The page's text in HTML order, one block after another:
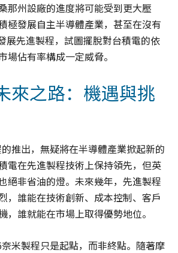
那州設廠的進度將可能受到更大壓
極發展自主半導體產業，甚至在沒有
展先進製程，試圖擺脫對台積電的依
場佔有率構成一定威脅。
來之路：機遇與挑
推出，無疑將在半導體產業掀起新的
電在先進製程技術上保持領先，但英
絕非省油的燈。未來幾年，先進製程
，誰能在技術創新、成本控制、客戶
，誰就能在市場上取得優勢地位。
米製程只是起點，而非終點。隨著摩